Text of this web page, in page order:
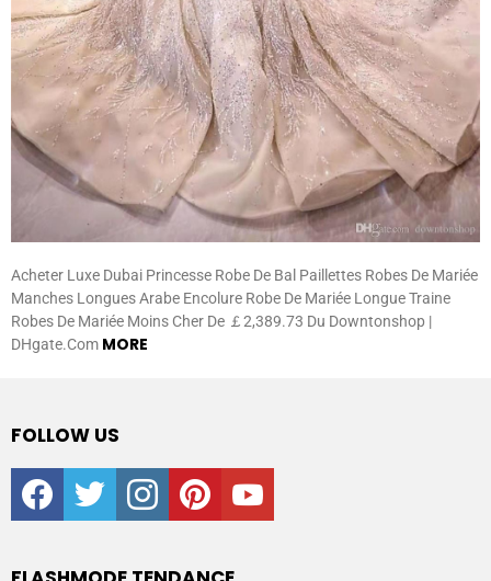
Acheter Luxe Dubai Princesse Robe De Bal Paillettes Robes De Mariée
Manches Longues Arabe Encolure Robe De Mariée Longue Traine
Robes De Mariée Moins Cher De ￡2,389.73 Du Downtonshop |
DHgate.Com MORE
FOLLOW US
facebooktwitter instagrampinterestyoutube